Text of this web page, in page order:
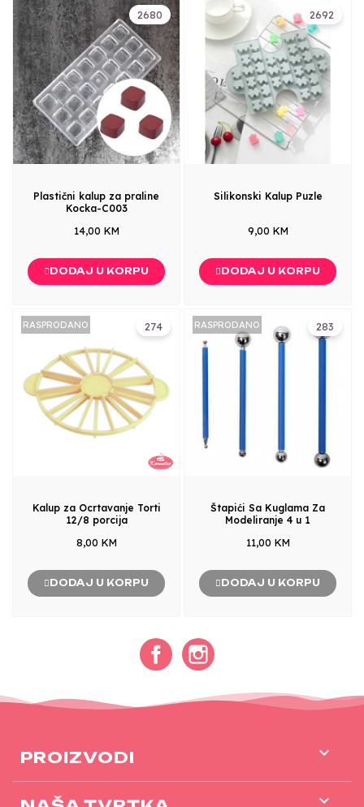
2680
Plastični kalup za praline
Kocka-C003
14,00 KM
DODAJ U KORPU
2692
Silikonski Kalup Puzle
9,00 KM
DODAJ U KORPU
274
RASPRODANO
Kalup za Ocrtavanje Torti
12/8 porcija
8,00 KM
DODAJ U KORPU
283
RASPRODANO
Štapići Sa Kuglama Za
Modeliranje 4 u 1
11,00 KM
DODAJ U KORPU
Facebook
PROIZVODI 
